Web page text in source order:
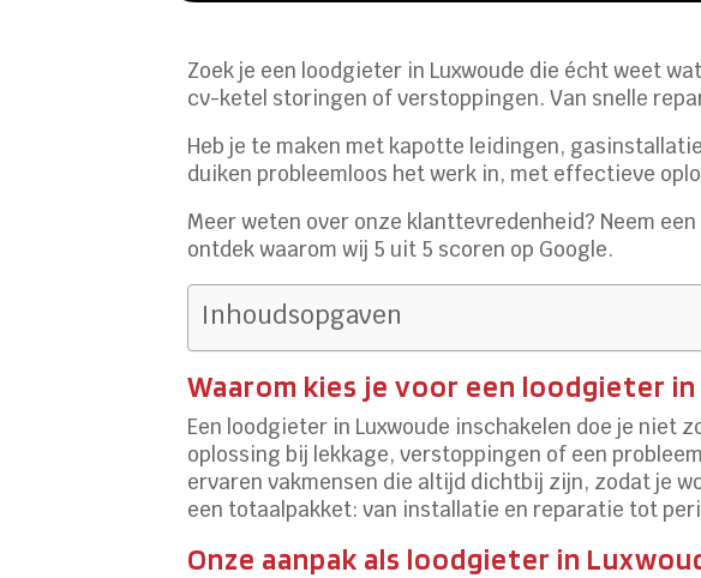
Zoek je een loodgieter in Luxwoude die écht weet
cv-ketel storingen of verstoppingen. Van snelle
Heb je te maken met kapotte leidingen,
duiken probleemloos het werk in, met effectieve
Meer weten over onze klanttevredenheid? Neem
ontdek waarom wij 5 uit 5 scoren op Google.
Inhoudsopgaven
Waarom kies je voor een loodgieter
Een loodgieter in Luxwoude inschakelen doe je niet
oplossing bij lekkage, verstoppingen of een
ervaren vakmensen die altijd dichtbij zijn, zodat je
een totaalpakket: van installatie en reparatie tot
Onze aanpak als loodgieter in